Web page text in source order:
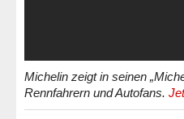
Michelin zeigt in seinen
Rennfahrern und Autofans.